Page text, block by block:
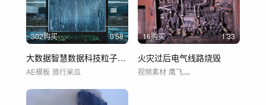
302购买 0'58
大数据智慧数据科技粒子网络开场信息互联网
AE模板 旅行呆瓜
16购买 1'33
火灾过后电气线路烧毁
视频素材 鹰飞灬